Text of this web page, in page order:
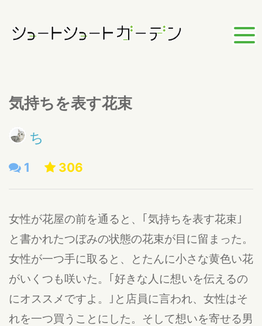
気持ちを表す花束
ち
1 306
女性が花屋の前を通ると、｢気持ちを表す花束｣
と書かれたつぼみの状態の花束が目に留まった。
女性が一つ手に取ると、とたんに小さな黄色い花
がいくつも咲いた。｢好きな人に想いを伝えるの
にオススメですよ。｣と店員に言われ、女性はそ
れを一つ買うことにした。そして想いを寄せる男